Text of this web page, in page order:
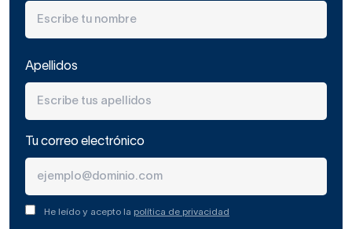
Apellidos
Tu correo electrónico
He leído y acepto la política de privacidad